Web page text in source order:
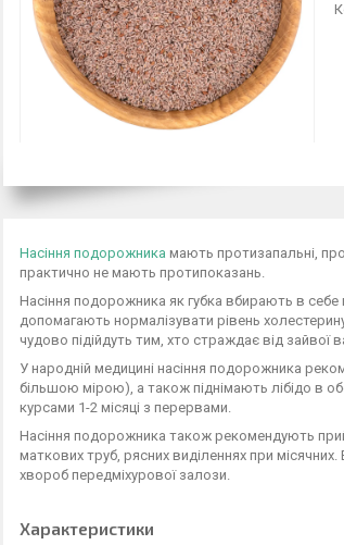
Насіння подорожника мають протизапальні,
практично не мають протипоказань.
Насіння подорожника як губка вбирають в себе
допомагають нормалізувати рівень
чудово підійдуть тим, хто страждає від зайвої
У народній медицині насіння подорожника
більшою мірою), а також піднімають лібідо в
курсами 1-2 місяці з перервами.
Насіння подорожника також рекомендують
маткових труб, рясних виділеннях при
хвороб передміхурової залози.
Характеристики